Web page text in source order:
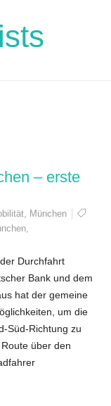
– erste
, München
,
Durchfahrt
Bank und dem
hat der gemeine
um die
Süd-Richtung zu
über den